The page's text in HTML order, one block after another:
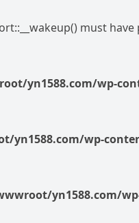
must
yn1588.com/wp-
wp-
yn1588.com/wp-